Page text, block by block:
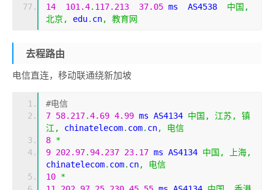
14
101.4. 117.213 37.05 ms  AS4538 中国,
北京,
edu. cn, 教育网
去程路由
电信直连，移动联通绕新加坡
#电信
7 58.217.4.69 4.99 ms AS4134 中国, 江苏,
镇
江,
chinatelecom. com. cn,
电信
8 *
9 202.97. 94.237 23.17 ms AS4134 中国,
上海,
chinatelecom. com. cn,
电信
10 *